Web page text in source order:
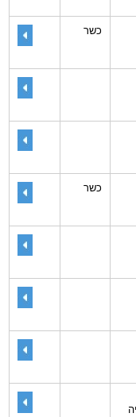
כשר
כשר